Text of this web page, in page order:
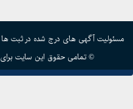
مسئولیت آگهی های درج شده در ثبت ها
© تمامی حقوق این سایت